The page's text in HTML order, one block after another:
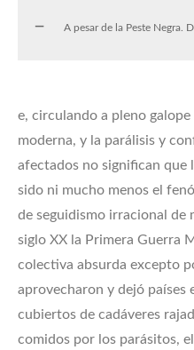
A pesar de la Peste Negra.
e, circulando a pleno
moderna, y la parálisis y
afectados no significan que
sido ni mucho menos el
de seguidismo irracional de
siglo XX la Primera Guerra
colectiva absurda excepto
aprovecharon y dejó países
cubiertos de cadáveres
comidos por los parásitos,